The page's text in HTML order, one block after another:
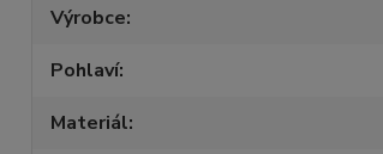
Výrobce
Pohlaví
Materiál